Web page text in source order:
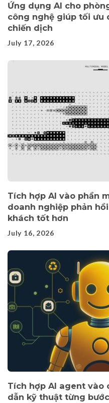
Ứng dụng AI cho
công nghệ giúp tối ưu
chiến dịch
July 17, 2026
Tích hợp AI vào phần
doanh nghiệp phản
khách tốt hơn
July 16, 2026
Tích hợp AI agent vào
dẫn kỹ thuật từng bước